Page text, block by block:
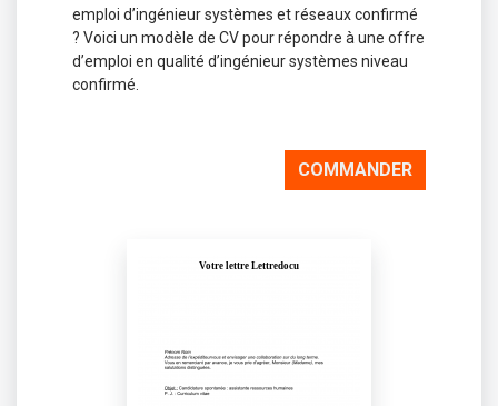
emploi d’ingénieur systèmes et réseaux confirmé
? Voici un modèle de CV pour répondre à une offre
d’emploi en qualité d’ingénieur systèmes niveau
confirmé.
COMMANDER